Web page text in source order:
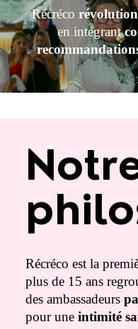
Récréco
en intégrant
Récréco est la
plus de 15 ans
des ambassadeurs
pour une intimité